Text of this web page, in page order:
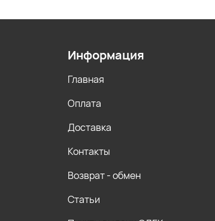
Информация
Главная
Оплата
Доставка
Контакты
Возврат - обмен
Статьи